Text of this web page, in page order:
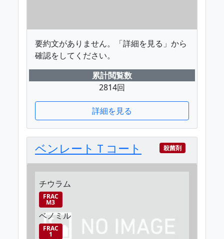
要約文がありません。「詳細を見る」から
確認をしてください。
累計閲覧数
2814回
詳細を見る
ベンレートＴコート 殺菌剤
チウラム
FRAC
M3
ベノミル
FRAC
1